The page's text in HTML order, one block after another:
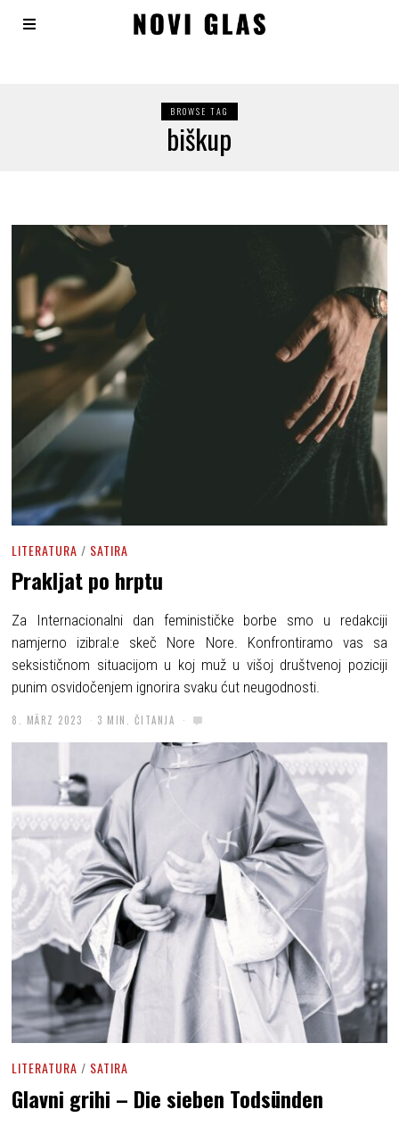
BROWSE TAG
biškup
LITERATURA / SATIRA
Prakljat po hrptu
Za Internacionalni dan feminističke borbe smo u redakciji
namjerno izibral:e skeč Nore Nore. Konfrontiramo vas sa
seksističnom situacijom u koj muž u višoj društvenoj poziciji
punim osvidočenjem ignorira svaku ćut neugodnosti.
8. MÄRZ 2023 3 MIN. ČITANJA
LITERATURA / SATIRA
Glavni grihi – Die sieben Todsünden